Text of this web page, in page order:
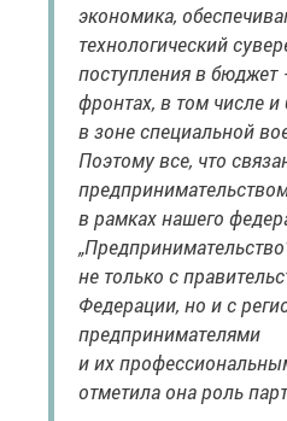
экономика,
технологический
поступления в бюджет
фронтах, в том числе
в зоне специальной
Поэтому все, что
в рамках нашего
не только с
Федерации, но и с
предпринимателями
и их
отметила она роль